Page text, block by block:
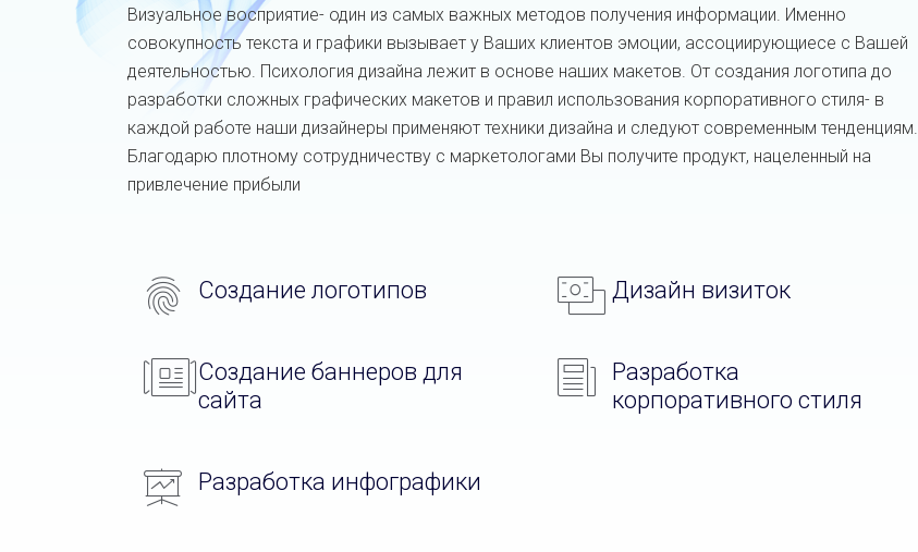
Визуальное восприятие- один из самых важных методов получения информации. Именно
совокупность текста и графики вызывает у Ваших клиентов эмоции, ассоциирующиесе с Вашей
деятельностью. Психология дизайна лежит в основе наших макетов. От создания логотипа до
разработки сложных графических макетов и правил использования корпоративного стиля- в
каждой работе наши дизайнеры применяют техники дизайна и следуют современным тенденциям.
Благодарю плотному сотрудничеству с маркетологами Вы получите продукт, нацеленный на
привлечение прибыли
Создание логотипов
Создание баннеров для
сайта
Разработка инфографики
Дизайн визиток
Разработка
корпоративного стиля